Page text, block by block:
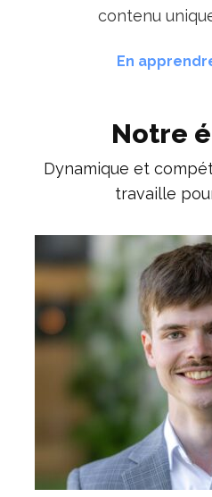
contenu
En
Notre
Dynamique et
travaille